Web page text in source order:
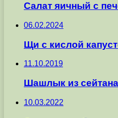
Салат яичный с
06.02.2024
Щи с кислой
11.10.2019
Шашлык из сейтана
10.03.2022